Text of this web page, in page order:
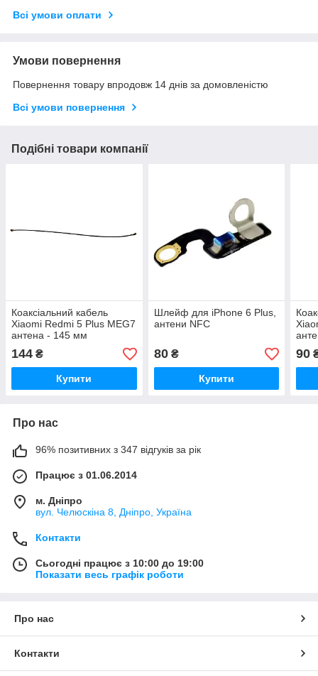
Всі умови оплати
Умови повернення
Повернення товару впродовж 14 днів за домовленістю
Всі умови повернення
Подібні товари компанії
Коаксіальний кабель
Xiaomi Redmi 5 Plus MEG7
антена - 145 мм
144 ₴
Купити
Шлейф для iPhone 6 Plus,
антени NFC
80₴
Купити
90
Про нас
96% позитивних з 347 відгуків за рік
Працює з 01.06.2014
м. Дніпро
вул. Челюскіна 8, Дніпро, Україна
Контакти
Сьогодні працює з 10:00 до 19:00
Показати весь графік роботи
Про нас
Контакти